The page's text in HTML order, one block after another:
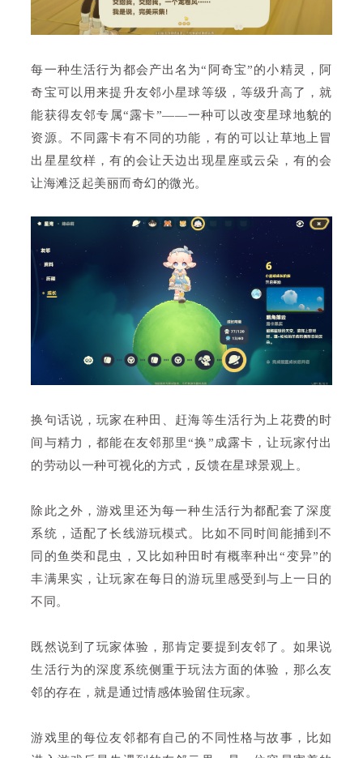
每一种生活行为都会产出名为“阿奇宝”的小精灵，阿
奇宝可以用来提升友邻小星球等级，等级升高了，就
能获得友邻专属“露卡”——一种可以改变星球地貌的
资源。不同露卡有不同的功能，有的可以让草地上冒
出星星纹样，有的会让天边出现星座或云朵，有的会
让海滩泛起美丽而奇幻的微光。
换句话说，玩家在种田、赶海等生活行为上花费的时
间与精力，都能在友邻那里“换”成露卡，让玩家付出
的劳动以一种可视化的方式，反馈在星球景观上。
除此之外，游戏里还为每一种生活行为都配套了深度
系统，适配了长线游玩模式。比如不同时间能捕到不
同的鱼类和昆虫，又比如种田时有概率种出“变异”的
丰满果实，让玩家在每日的游玩里感受到与上一日的
不同。
既然说到了玩家体验，那肯定要提到友邻了。如果说
生活行为的深度系统侧重于玩法方面的体验，那么友
邻的存在，就是通过情感体验留住玩家。
游戏里的每位友邻都有自己的不同性格与故事，比如